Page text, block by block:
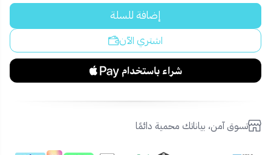
إضافة للسلة
اشتري الآن
تسوق آمن، بياناتك محمية دائمًا